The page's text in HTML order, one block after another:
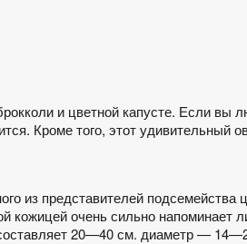
и цветной капусте. Если вы
Кроме того, этот удивительный
из представителей подсемейства
кожицей очень сильно напоминает
20—40 см. диаметр —